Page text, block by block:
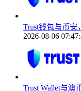
Trust钱包与币
2026-08-06
Trust Wallet与